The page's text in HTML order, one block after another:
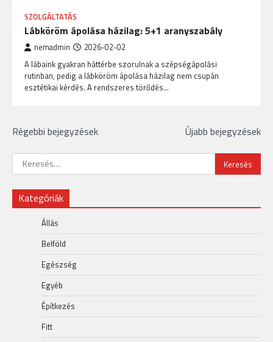
SZOLGÁLTATÁS
Lábköröm ápolása házilag: 5+1 aranyszabály
nemadmin 2026-02-02
A lábaink gyakran háttérbe szorulnak a szépségápolási
rutinban, pedig a lábköröm ápolása házilag nem csupán
esztétikai kérdés. A rendszeres törődés…
Bejegyzés
navigáció
Régebbi bejegyzések
Újabb bejegyzések
Keresés:
Kategóriák
Állás
Belföld
Egészség
Egyéb
Építkezés
Fitt